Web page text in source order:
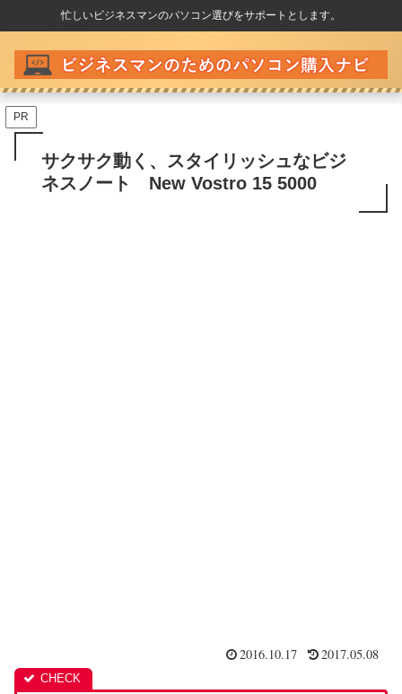
忙しいビジネスマンのパソコン選びをサポートとします。
PR
サクサク動く、スタイリッシュなビジ
ネスノート New Vostro 15 5000
2016.10.17 2017.05.08